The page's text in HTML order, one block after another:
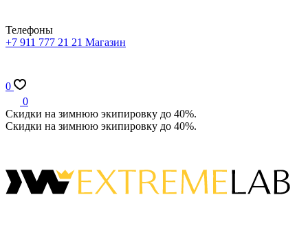
Телефоны
+7 911 777 21 21 Магазин
0
0
Скидки на зимнюю экипировку до 40%.
Скидки на зимнюю экипировку до 40%.